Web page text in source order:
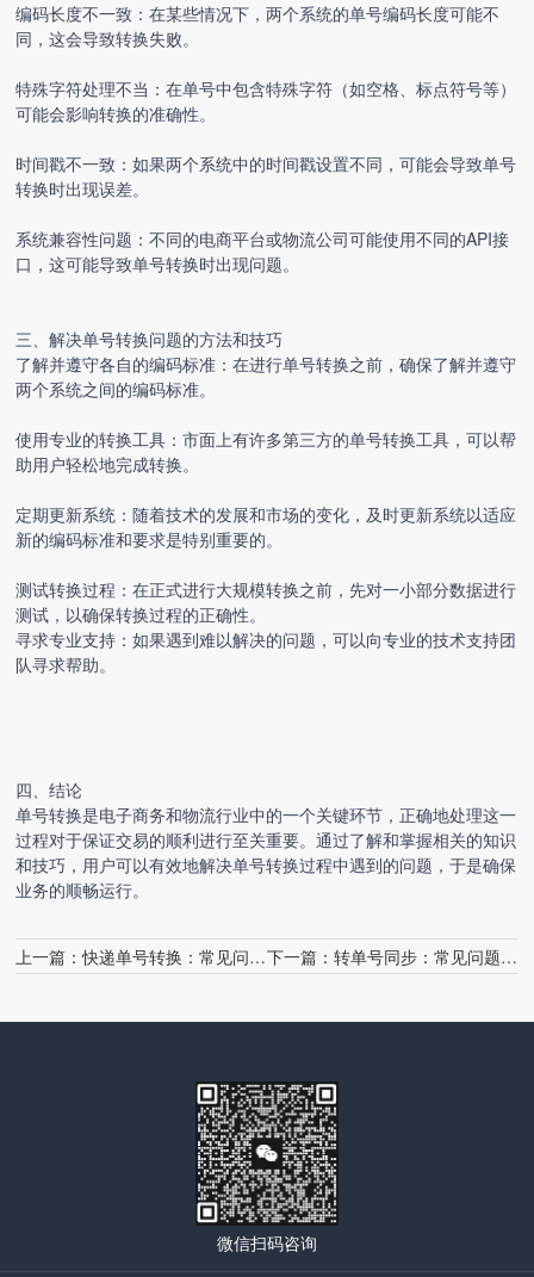
编码长度不一致：在某些情况下，两个系统的单号编码长度可能不
同，这会导致转换失败。
特殊字符处理不当：在单号中包含特殊字符（如空格、标点符号等）
可能会影响转换的准确性。
时间戳不一致：如果两个系统中的时间戳设置不同，可能会导致单号
转换时出现误差。
系统兼容性问题：不同的电商平台或物流公司可能使用不同的API接
口，这可能导致单号转换时出现问题。
三、解决单号转换问题的方法和技巧
了解并遵守各自的编码标准：在进行单号转换之前，确保了解并遵守
两个系统之间的编码标准。
使用专业的转换工具：市面上有许多第三方的单号转换工具，可以帮
助用户轻松地完成转换。
定期更新系统：随着技术的发展和市场的变化，及时更新系统以适应
新的编码标准和要求是特别重要的。
测试转换过程：在正式进行大规模转换之前，先对一小部分数据进行
测试，以确保转换过程的正确性。
寻求专业支持：如果遇到难以解决的问题，可以向专业的技术支持团
队寻求帮助。
四、结论
单号转换是电子商务和物流行业中的一个关键环节，正确地处理这一
过程对于保证交易的顺利进行至关重要。通过了解和掌握相关的知识
和技巧，用户可以有效地解决单号转换过程中遇到的问题，于是确保
业务的顺畅运行。
上一篇：快递单号转换：常见问题解答 下一篇： 转单号同步：常见问题解答
微信扫码咨询